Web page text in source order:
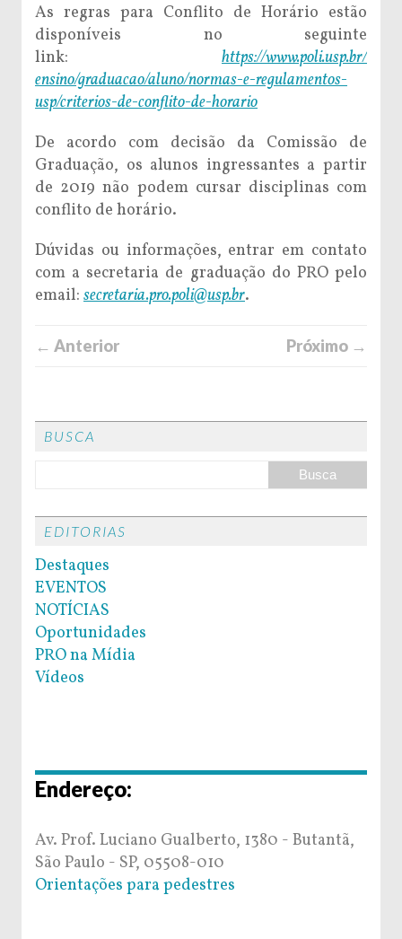
As regras para Conflito de Horário estão
disponíveis no seguinte
link: https://www.poli.usp.br/
ensino/graduacao/aluno/normas-e-regulamentos-
usp/criterios-de-conflito-de-horario
De acordo com decisão da Comissão de
Graduação, os alunos ingressantes a partir
de 2019 não podem cursar disciplinas com
conflito de horário.
Dúvidas ou informações, entrar em contato
com a secretaria de graduação do PRO pelo
email: secretaria.pro.poli@usp.br.
← Anterior Próximo →
BUSCA
EDITORIAS
Destaques
EVENTOS
NOTÍCIAS
Oportunidades
PRO na Mídia
Vídeos
Endereço:
Av. Prof. Luciano Gualberto, 1380 - Butantã,
São Paulo - SP, 05508-010
Orientações para pedestres